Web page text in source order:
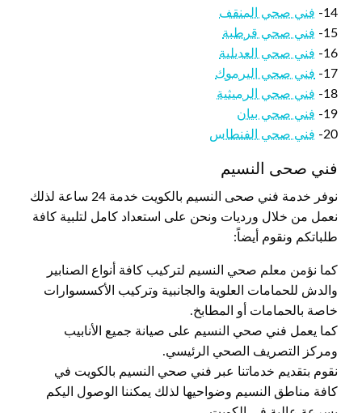
14-
فني صحي المنقف
15-
فني صحي قرطبة
16-
فني صحي العديلية
17-
فني صحي اليرموك
18-
فني صحي الرميثية
19-
فني صحي بيان
20-
فني صحي الفنطاس
فني صحى النسيم
نوفر خدمة فني صحى النسيم بالكويت خدمة 24 ساعة لذلك
نعمل من خلال ورديات ونحن على استعداد كامل لتلبية كافة
طلباتكم ونقوم أيضاً:
كما نؤمن معلم صحي النسيم لتركيب كافة أنواع الصنابير
والدش للحمامات العلوية والجانبية وتركيب الأكسسوارات
خاصة بالحمامات أو المطابخ.
كما يعمل فني صحي النسيم على صيانة جميع الأنابيب
ومركز التصريف الصحي الرئيسي.
نقوم بتقديم خدماتنا عبر فني صحي النسيم بالكويت في
كافة مناطق النسيم وضواحيها لذلك يمكننا الوصول اليكم